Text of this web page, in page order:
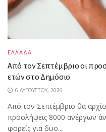
ΕΛΛΑΔΑ
Από τον Σεπτέμβριο οι
ετών στο Δημόσιο
6 ΑΥΓΟΎΣΤΟΥ, 2026
Από τον Σεπτέμβριο θα
προσλήψεις 8000 ανέργων
φορείς για δυο...